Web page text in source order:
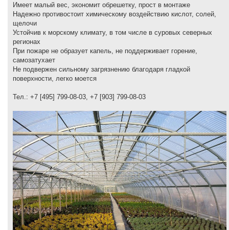
Имеет малый вес, экономит обрешетку, прост в монтаже
Надежно противостоит химическому воздействию кислот, солей,
щелочи
Устойчив к морскому климату, в том числе в суровых северных
регионах
При пожаре не образует капель, не поддерживает горение,
самозатухает
Не подвержен сильному загрязнению благодаря гладкой
поверхности, легко моется
Тел.: +7 [495] 799-08-03, +7 [903] 799-08-03